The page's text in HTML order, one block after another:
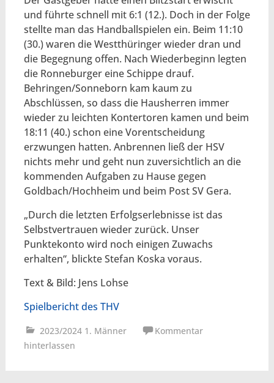
und führte schnell mit 6:1 (12.). Doch in der Folge
stellte man das Handballspielen ein. Beim 11:10
(30.) waren die Westthüringer wieder dran und
die Begegnung offen. Nach Wiederbeginn legten
die Ronneburger eine Schippe drauf.
Behringen/Sonneborn kam kaum zu
Abschlüssen, so dass die Hausherren immer
wieder zu leichten Kontertoren kamen und beim
18:11 (40.) schon eine Vorentscheidung
erzwungen hatten. Anbrennen ließ der HSV
nichts mehr und geht nun zuversichtlich an die
kommenden Aufgaben zu Hause gegen
Goldbach/Hochheim und beim Post SV Gera.
„Durch die letzten Erfolgserlebnisse ist das
Selbstvertrauen wieder zurück. Unser
Punktekonto wird noch einigen Zuwachs
erhalten“, blickte Stefan Koska voraus.
Text & Bild: Jens Lohse
Spielbericht des THV
2023/2024 1. Männer
Kommentar
hinterlassen